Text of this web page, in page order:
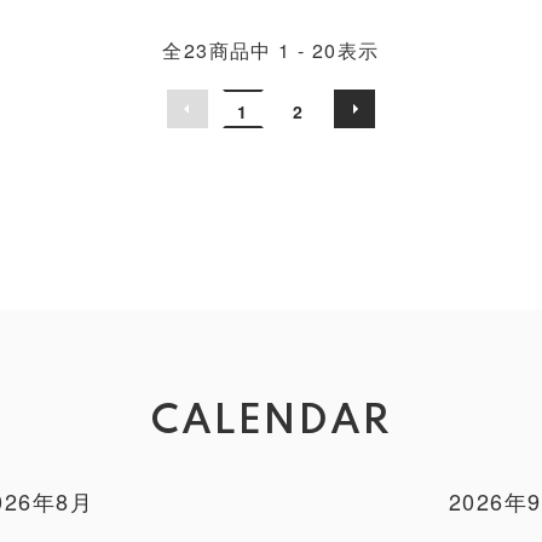
全23商品中 1 - 20表示
1 2
CALENDAR
年8月 2026年